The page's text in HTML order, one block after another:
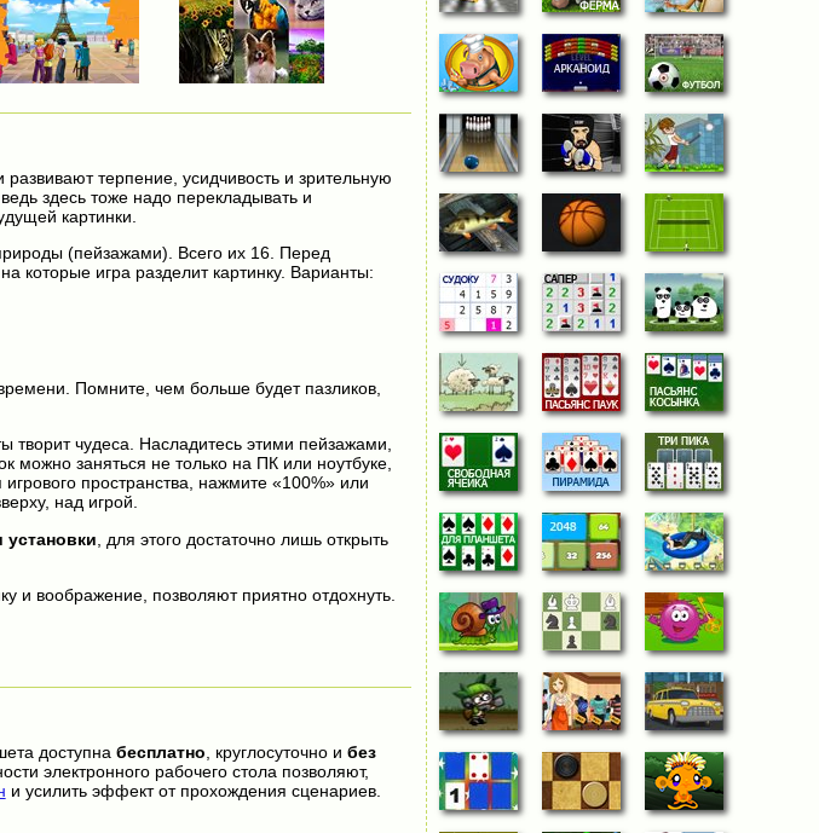
терпение, усидчивость и зрительную
здесь тоже надо перекладывать и
картинки.
(пейзажами). Всего их 16. Перед
которые игра разделит картинку. Варианты:
Помните, чем больше будет пазликов,
творит чудеса. Насладитесь этими пейзажами,
можно заняться не только на ПК или ноутбуке,
пространства, нажмите «100%» или
над игрой.
установки , для этого достаточно лишь открыть
и воображение, позволяют приятно отдохнуть.
доступна бесплатно , круглосуточно и без
электронного рабочего стола позволяют,
и усилить эффект от прохождения сценариев.